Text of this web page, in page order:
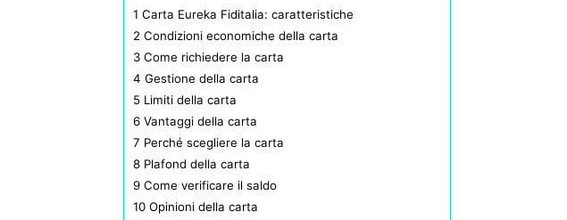
1 Carta Eureka Fiditalia: caratteristiche
2 Condizioni economiche della carta
3 Come richiedere la carta
4 Gestione della carta
5 Limiti della carta
6 Vantaggi della carta
7 Perché scegliere la carta
8 Plafond della carta
9 Come verificare il saldo
10 Opinioni della carta